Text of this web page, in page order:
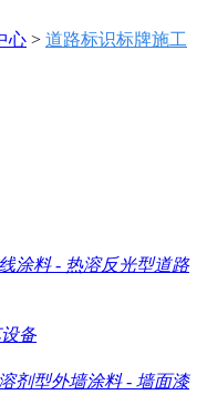
心 > 道路标识标牌施工
涂料 - 热溶反光型道路
备
溶剂型外墙涂料 - 墙面漆